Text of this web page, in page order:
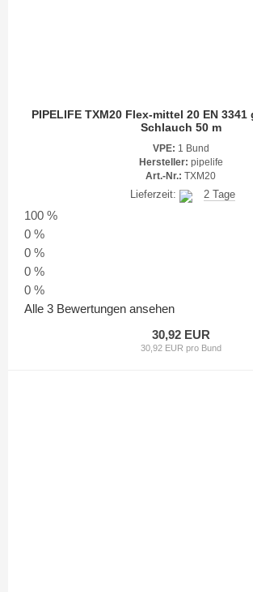
PIPELIFE TXM20 Flex-mittel 20 EN
Schlauch 50 m
VPE: 1 Bund
Hersteller: pipelife
Art.-Nr.: TXM20
Lieferzeit: 2 Tage
100 %
0 %
0 %
0 %
0 %
Alle 3 Bewertungen ansehen
30,92 EUR
30,92 EUR pro Bund